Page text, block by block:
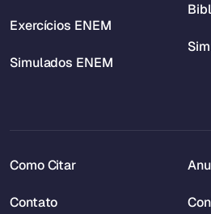
Exercícios ENEM
Simulados ENEM
Como Citar
Contato